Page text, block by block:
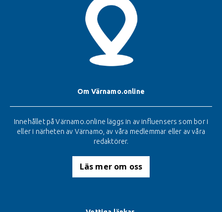
Om Värnamo.online
Innehållet på Värnamo.online läggs in av influensers som bor i
eller i närheten av Värnamo, av våra medlemmar eller av våra
redaktörer.
Läs mer om oss